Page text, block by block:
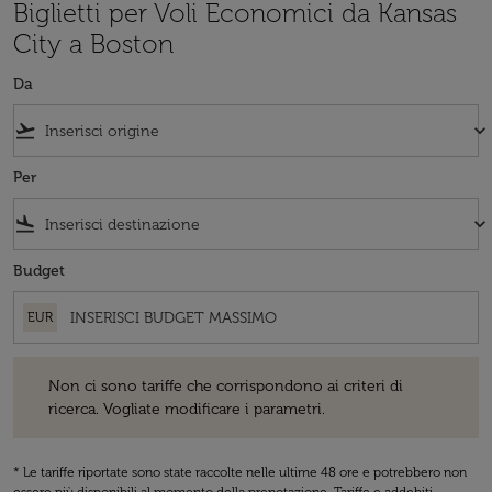
Biglietti per Voli Economici da Kansas
City a Boston
Da
flight_takeoff keyboard_arrow_down
Per
flight_land keyboard_arrow_down
Budget
EUR
Non ci sono tariffe che corrispondono ai criteri di
ricerca. Vogliate modificare i parametri.
* Le tariffe riportate sono state raccolte nelle ultime 48 ore e potrebbero non